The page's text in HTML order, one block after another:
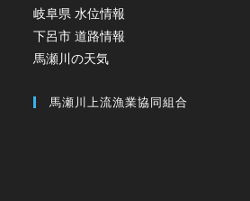
岐阜県 水位情報
下呂市 道路情報
馬瀬川の天気
馬瀬川上流漁業協同組合